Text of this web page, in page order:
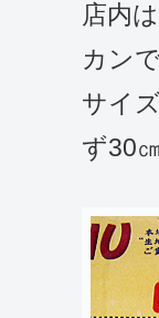
店内
カン
サイ
ず30